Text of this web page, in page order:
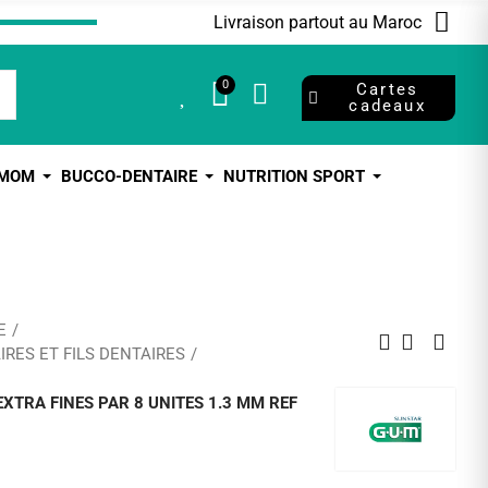
Livraison partout au Maroc
0
Cartes
cadeaux
BUCCO-DENTAIRE NUTRITION SPORT
ET FILS DENTAIRES
FINES PAR 8 UNITES 1.3 MM REF